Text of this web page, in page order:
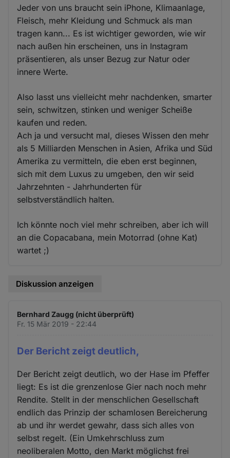
Jeder von uns braucht sein iPhone, Klimaanlage,
Fleisch, mehr Kleidung und Schmuck als man
tragen kann... Es ist wichtiger geworden, wie wir
nach außen hin erscheinen, uns in Instagram
präsentieren, als unser Bezug zur Natur oder
innere Werte.
Also lasst uns vielleicht mehr nachdenken, smarter
sein, schwitzen, stinken und weniger Scheiße
kaufen und reden.
Ach ja und versucht mal, dieses Wissen den mehr
als 5 Milliarden Menschen in Asien, Afrika und Süd
Amerika zu vermitteln, die eben erst beginnen,
sich mit dem Luxus zu umgeben, den wir seid
Jahrzehnten - Jahrhunderten für
selbstverständlich halten.
Ich könnte noch viel mehr schreiben, aber ich will
an die Copacabana, mein Motorrad (ohne Kat)
wartet ;)
Diskussion anzeigen
Bernhard Zaugg (nicht überprüft)
Fr. 15 Mär 2019 - 22:44
Der Bericht zeigt deutlich,
Der Bericht zeigt deutlich, wo der Hase im Pfeffer
liegt: Es ist die grenzenlose Gier nach noch mehr
Rendite. Stellt in der menschlichen Gesellschaft
endlich das Prinzip der schamlosen Bereicherung
ab und ihr werdet gewahr, dass sich alles von
selbst regelt. (Ein Umkehrschluss zum
neoliberalen Motto, den Markt möglichst frei